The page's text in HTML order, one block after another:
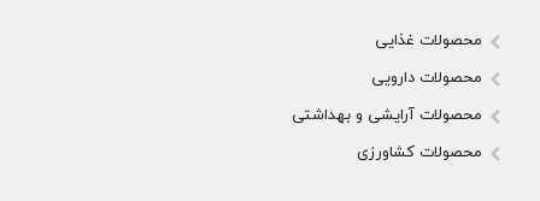
محصولات غذایی
محصولات دارویی
محصولات آرایشی و بهداشتی
محصولات کشاورزی